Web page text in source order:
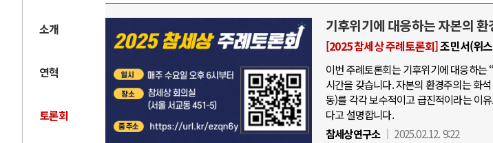
소개
연혁
토론회
기후위기에 대응하는 자본의 환
[2025 참세상 주례토론회]조민서(위
이번 주례토론회는 기후위기에 대응하는
시간을 갖습니다. 자본의 환경주의는 화
동)를 각각 보수적이고 급진적이라는 이
다고 설명합니다.
참세상연구소
2025.02.12. 9:22